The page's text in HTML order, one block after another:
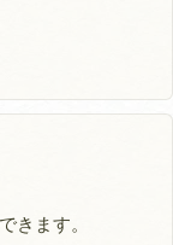
きます。